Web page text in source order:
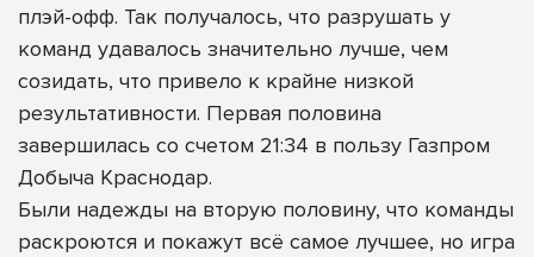
плэй-офф. Так получалось, что разрушать у
команд удавалось значительно лучше, чем
созидать, что привело к крайне низкой
результативности. Первая половина
завершилась со счетом 21:34 в пользу Газпром
Добыча Краснодар.
Были надежды на вторую половину, что команды
раскроются и покажут всё самое лучшее, но игра